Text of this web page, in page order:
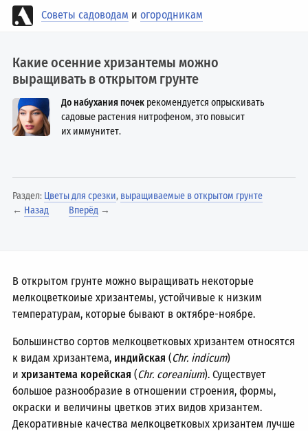
Советы садоводам иогородникам
Какие осенние хризантемы можно
выращивать в открытом грунте
До набухания почек рекомендуется опрыскивать
садовые растения нитрофеном, это повысит
их иммунитет.
Раздел: Цветы для срезки, выращиваемые в открытом грунте
← Назад Вперёд→
В открытом грунте можно выращивать некоторые
мелкоцветкоиые хризантемы, устойчивые к низким
температурам, которые бывают в октябре-ноябре.
Большинство сортов мелкоцветковых хризантем относятся
к видам хризантема, индийская (Chr. indicum)
ихризантема корейская (Chr. coreanium). Существует
большое разнообразие в отношении строения, формы,
окраски и величины цветков этих видов хризантем.
Декоративные качества мелкоцветковых хризантем лучше